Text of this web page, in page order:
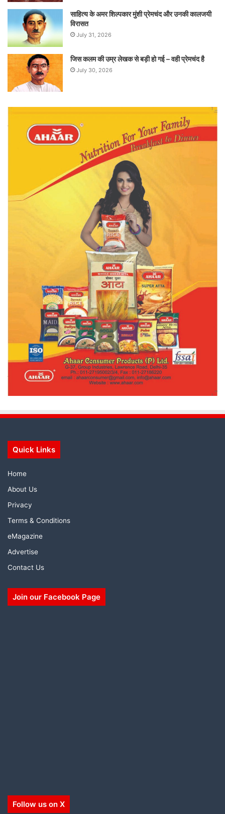
साहित्य के अमर शिल्पकार मुंशी प्रेमचंद और उनकी कालजयी
विरासत
July 31, 2026
जिस कलम की उम्र लेखक से बड़ी हो गई – वही प्रेमचंद है
July 30, 2026
Quick Links
Home
About Us
Privacy
Terms & Conditions
eMagazine
Advertise
Contact Us
Join our Facebook Page
Follow us on X